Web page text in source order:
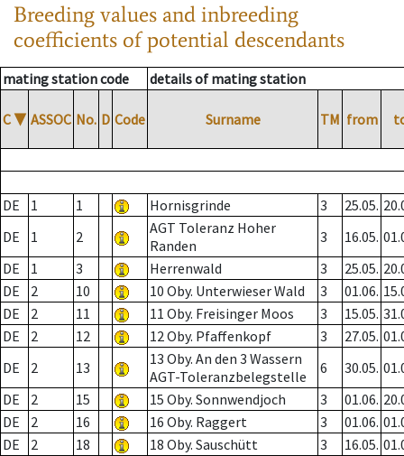
Breeding values and inbreeding
coefficients of potential descendants
mating station code details of mating station
C ▼ ASSOC No. D Code Surname TM from
DE 1 1 Hornisgrinde 3 25.05.
DE
1 2
AGT Toleranz Hoher
Randen
3 16.05.
DE
1 3 Herrenwald 3 25.05.
DE
2 10 10 Oby. Unterwieser Wald 3 01.06.
DE
2 11 11 Oby. Freisinger Moos 3 15.05.
DE
2 12 12 Oby. Pfaffenkopf 3 27.05.
DE
2 13
13 Oby. An den 3 Wassern
AGT-Toleranzbelegstelle
6 30.05.
DE
2 15 15 Oby. Sonnwendjoch 3 01.06.
DE
2 16 16 Oby. Raggert 3 01.06.
DE
2 18 18 Oby. Sauschütt 3 16.05.